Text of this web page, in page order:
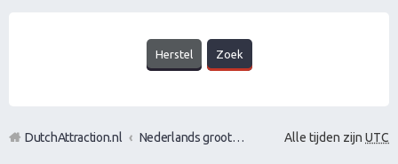
Alle tijden zijn UTC
DutchAttraction.nl Nederlands grootste Dutch Attraction, Lifestyle, Vrouwen versieren en Pick-Up (PUA) Forum